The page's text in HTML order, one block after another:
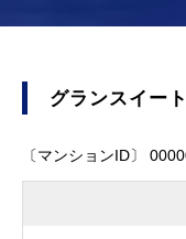
グランスイー
〔マンションID〕